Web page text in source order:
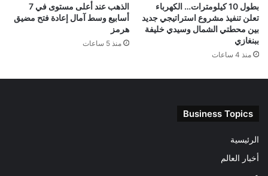
بطول 10 كيلومترات… الكهرباء
تعلن تنفيذ مشروع استراتيجي جديد
بين محطتي الشمال وسيدي خليفة
ببنغازي
منذ 4 ساعات
الذهب عند أعلى مستوى في 7
أسابيع وسط آمال إعادة فتح مضيق
هرمز
منذ 5 ساعات
Business Topics
الرئيسية
أخبار العالم